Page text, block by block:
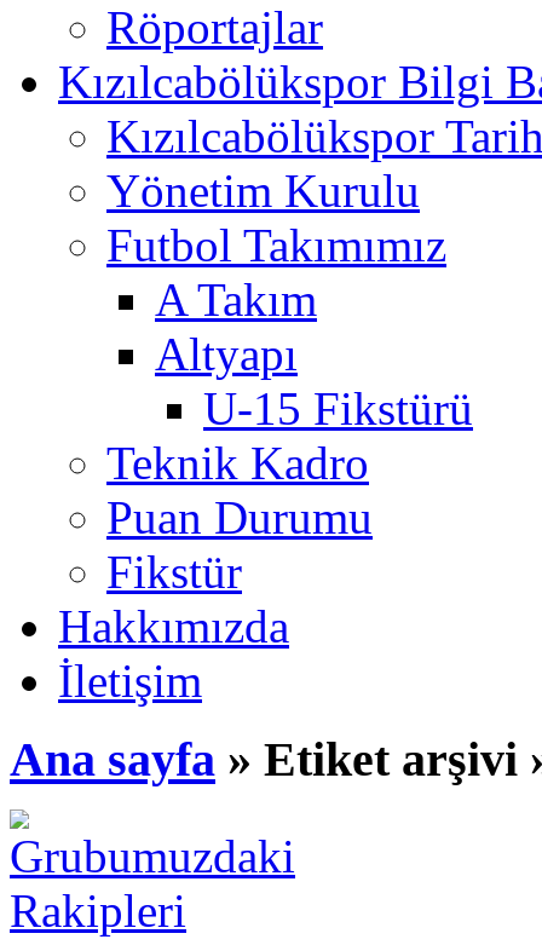
Röportajlar
Kızılcabölükspor Bilgi
Kızılcabölükspor
Yönetim Kurulu
Futbol Takımımız
A Takım
Altyapı
U-15 Fikstürü
Teknik Kadro
Puan Durumu
Fikstür
Hakkımızda
İletişim
Ana sayfa » Etiket arşivi